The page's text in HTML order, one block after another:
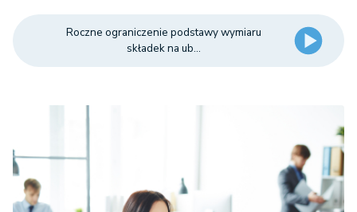
Roczne ograniczenie podstawy wymiaru
składek na ub...